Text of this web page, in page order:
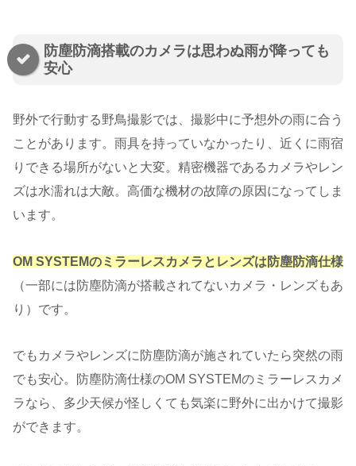
防塵防滴搭載のカメラは思わぬ雨が降っても
安心
野外で行動する野鳥撮影では、撮影中に予想外の雨に合う
ことがあります。雨具を持っていなかったり、近くに雨宿
りできる場所がないと大変。精密機器であるカメラやレン
ズは水濡れは大敵。高価な機材の故障の原因になってしま
います。
OM SYSTEMのミラーレスカメラとレンズは防塵防滴仕様
（一部には防塵防滴が搭載されてないカメラ・レンズもあ
り）です。
でもカメラやレンズに防塵防滴が施されていたら突然の雨
でも安心。防塵防滴仕様のOM SYSTEMのミラーレスカメ
ラなら、多少天候が怪しくても気楽に野外に出かけて撮影
ができます。